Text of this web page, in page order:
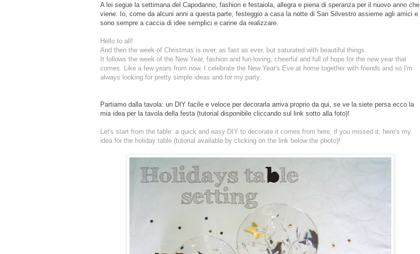
A lei segue la settimana del Capodanno, fashion e festaiola, allegra e piena di speranza per il nuovo anno che
viene. Io, come da alcuni anni a questa parte, festeggio a casa la notte di San Silvestro assieme agli amici e
sono sempre a caccia di idee semplici e carine da realizzare.
Hello to all!
And then the week of Christmas is over, as fast as ever, but saturated with beautiful things.
It follows the week of the New Year, fashion and fun-loving, cheerful and full of hope for the new year that
comes. Like a few years from now, I celebrate the New Year's Eve at home together with friends and so I'm
always looking for pretty simple ideas and for my party.
Partiamo dalla tavola: un DIY facile e veloce per decorarla arriva proprio da qui, se ve la siete persa ecco la
mia idea per la tavola della festa (tutorial disponibile cliccando sul link sotto alla foto)!
Let's start from the table: a quick and easy DIY to decorate it comes from here, if you missed it, here's my
idea for the holiday table (tutorial available by clicking on the link below the photo)!